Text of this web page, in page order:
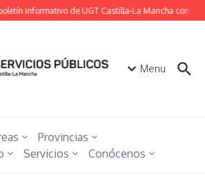
informativo de UGT Castilla-La Mancha con
Menu
Provincias
Servicios Conócenos